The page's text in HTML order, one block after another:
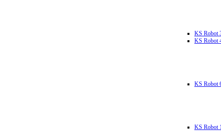
KS Robot
KS Robot
KS Robot
KS Robot